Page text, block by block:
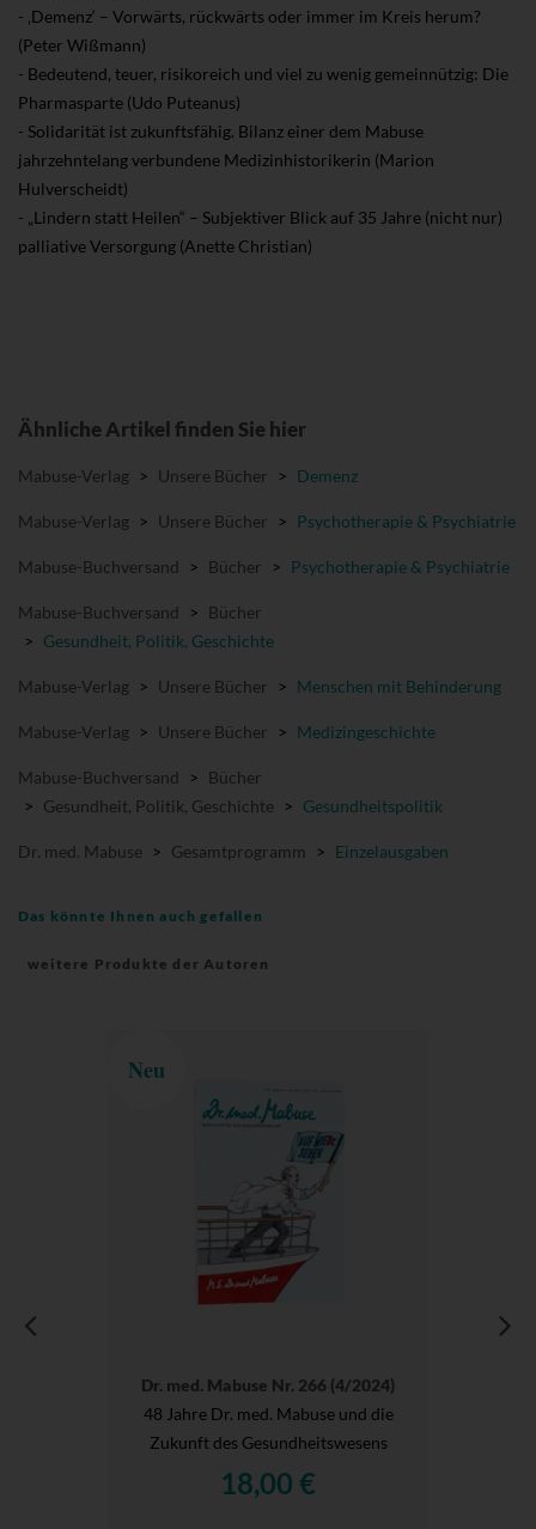
- ‚Demenz‘ – Vorwärts, rückwärts oder immer im Kreis herum?
(Peter Wißmann)
- Bedeutend, teuer, risikoreich und viel zu wenig gemeinnützig: Die
Pharmasparte (Udo Puteanus)
- Solidarität ist zukunftsfähig. Bilanz einer dem Mabuse
jahrzehntelang verbundene Medizinhistorikerin (Marion
Hulverscheidt)
- „Lindern statt Heilen“ – Subjektiver Blick auf 35 Jahre (nicht nur)
palliative Versorgung (Anette Christian)
Ähnliche Artikel finden Sie hier
Mabuse-Verlag > Unsere Bücher > Demenz
Mabuse-Verlag > Unsere Bücher > Psychotherapie & Psychiatrie
Mabuse-Buchversand > Bücher > Psychotherapie & Psychiatrie
Mabuse-Buchversand > Bücher
> Gesundheit, Politik, Geschichte
Mabuse-Verlag > Unsere Bücher > Menschen mit Behinderung
Mabuse-Verlag > Unsere Bücher > Medizingeschichte
Mabuse-Buchversand > Bücher
> Gesundheit, Politik, Geschichte > Gesundheitspolitik
Dr. med. Mabuse > Gesamtprogramm > Einzelausgaben
Das könnte Ihnen auch gefallen
weitere Produkte der Autoren
Neu
Dr. med. Mabuse Nr. 266 (4/2024)
48 Jahre Dr. med. Mabuse und die
Zukunft des Gesundheitswesens
18,00 €